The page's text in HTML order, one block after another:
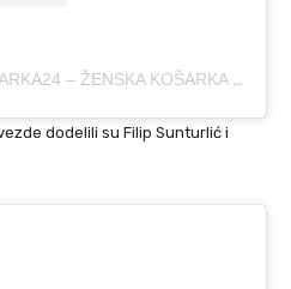
A POST SHARED BY KOSARKA24 – ŽENSKA KOŠARKA (@KOSARKA24SRBIJA)
dodelili su Filip Sunturlić i